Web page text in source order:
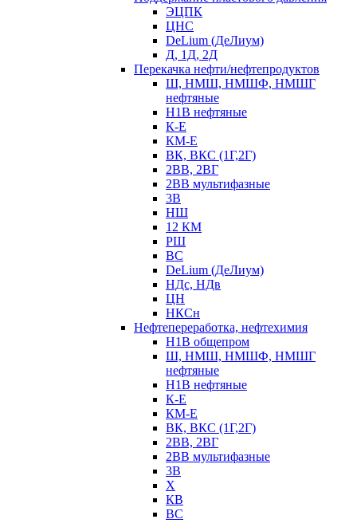
ЭЦПК
ЦНС
DeLium (ДеЛиум)
Д, 1Д, 2Д
Перекачка нефти/нефтепродуктов
Ш, НМШ, НМШФ, НМШГ
нефтяные
Н1В нефтяные
К-Е
КМ-Е
ВК, ВКС (1Г,2Г)
2ВВ, 2ВГ
2ВВ мультифазные
3В
НШ
12 КМ
РШ
ВС
DeLium (ДеЛиум)
НДс, НДв
ЦН
НКСн
Нефтепереработка, нефтехимия
Н1В общепром
Ш, НМШ, НМШФ, НМШГ
нефтяные
Н1В нефтяные
К-Е
КМ-Е
ВК, ВКС (1Г,2Г)
2ВВ, 2ВГ
2ВВ мультифазные
3В
Х
КВ
ВС